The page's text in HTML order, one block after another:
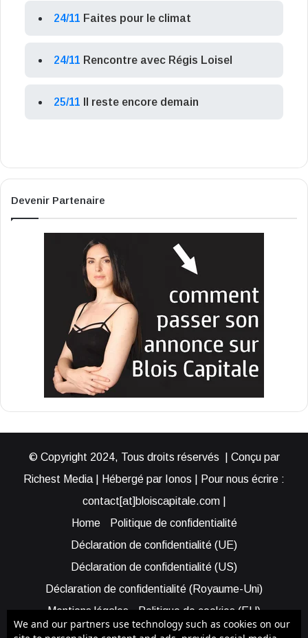
24/11 Faites pour le climat
24/11 Rencontre avec Régis Loisel
25/11 Il reste encore demain
Devenir Partenaire
© Copyright 2024, Tous droits réservés | Conçu par
Richest Media | Hébergé par Ionos | Pour nous écrire :
contact[at]bloiscapitale.com |
Home
Politique de confidentialité
Déclaration de confidentialité (UE)
Déclaration de confidentialité (US)
Déclaration de confidentialité (Royaume-Uni)
Mentions légales
Politique de cookies (EU)
Cookie Policy (AUS)
Cookie Policy (US)
We and our partners use technology such as cookies on our